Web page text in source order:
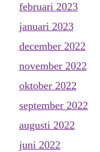
februari 2023
januari 2023
december 2022
november 2022
oktober 2022
september 2022
augusti 2022
juni 2022